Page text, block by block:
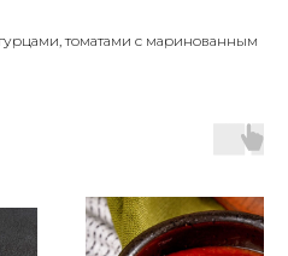
томатами с маринованным